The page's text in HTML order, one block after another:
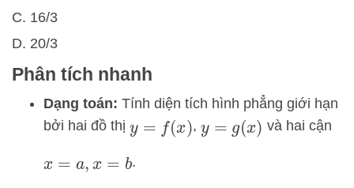
C. 16/3
D. 20/3
Phân tích nhanh
Dạng toán: Tính diện tích hình phẳng giới hạn
bởi hai đồ thị y =f( x) ,y =g (x) và hai cận
x=a ,x=b .